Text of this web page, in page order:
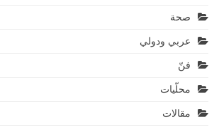
صحة
عربي ودولي
فنّ
محلّيات
مقالات